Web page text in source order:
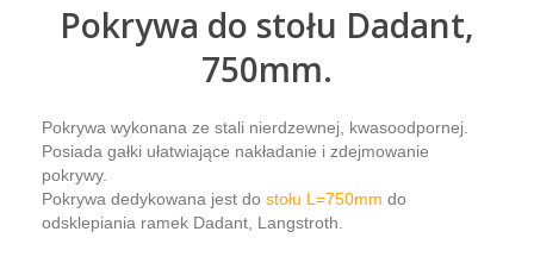
Pokrywa do stołu Dadant,
750mm.
Pokrywa wykonana ze stali nierdzewnej, kwasoodpornej.
Posiada gałki ułatwiające nakładanie i zdejmowanie
pokrywy.
Pokrywa dedykowana jest do stołu L=750mm do
odsklepiania ramek Dadant, Langstroth.